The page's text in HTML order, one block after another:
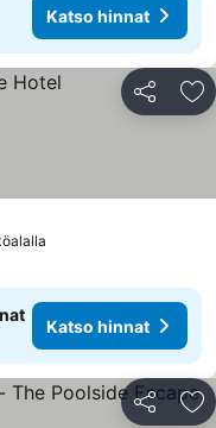
Katso hinnat
Jaa
Katso hinnat
Jaa